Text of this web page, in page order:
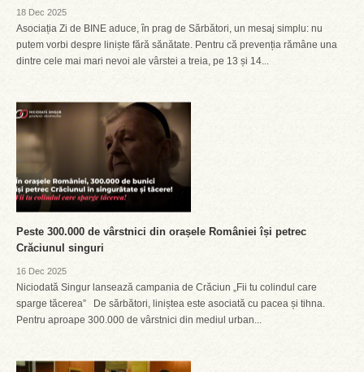
18 Dec 2025
Asociația Zi de BINE aduce, în prag de Sărbători, un mesaj simplu: nu
putem vorbi despre liniște fără sănătate. Pentru că prevenția rămâne una
dintre cele mai mari nevoi ale vârstei a treia, pe 13 și 14...
Peste 300.000 de vârstnici din orașele României își petrec
Crăciunul singuri
16 Dec 2025
Niciodată Singur lansează campania de Crăciun „Fii tu colindul care
sparge tăcerea” De sărbători, liniștea este asociată cu pacea și tihna.
Pentru aproape 300.000 de vârstnici din mediul urban...